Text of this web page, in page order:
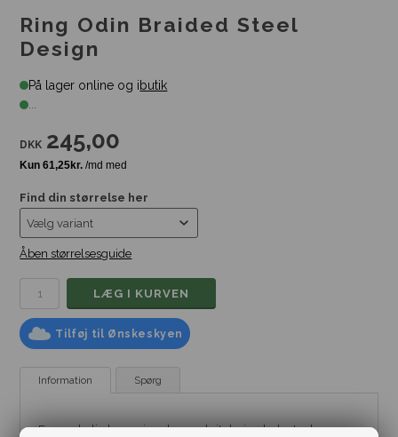
Ring Odin Braided Steel
Design
På lager online og ibutik
...
DKK 245,00
Find din størrelse her
Åben størrelsesguide
Tilføj til Ønskeskyen
Information Spørg
En maskulin herre ring der med sit design leder tankerne